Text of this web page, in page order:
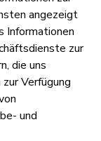
angezeigt
Informationen
zur
die uns
Verfügung
und